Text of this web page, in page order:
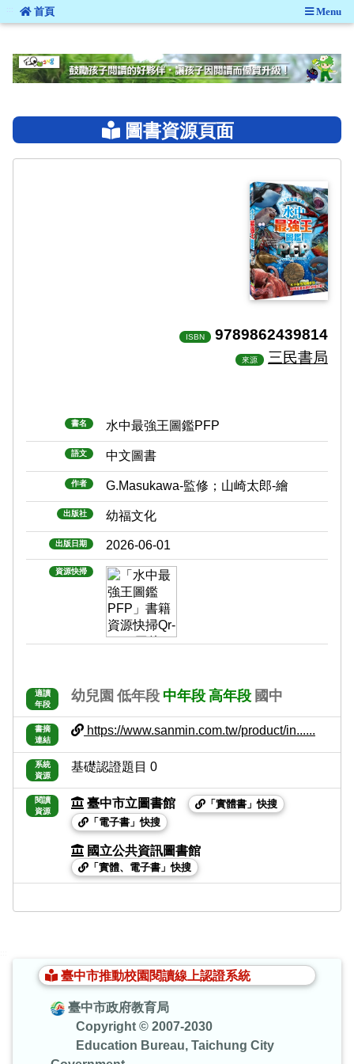
::: 首頁 Menu
圖書資源頁面
ISBN 9789862439814
來源 三民書局
書名 水中最強王圖鑑PFP
語文 中文圖書
作者 G.Masukawa-監修；山崎太郎-繪
出版社 幼福文化
出版日期 2026-06-01
資源快掃
適讀
年段
幼兒園 低年段 中年段 高年段 國中
書摘
連結
https://www.sanmin.com.tw/product/in......
系統
資源
基礎認證題目 0
閱讀
資源
臺中市立圖書館
「實體書」快搜
「電子書」快搜
國立公共資訊圖書館
「實體、電子書」快搜
臺中市推動校園閱讀線上認證系統
臺中市政府教育局
Copyright © 2007-2030
Education Bureau, Taichung City